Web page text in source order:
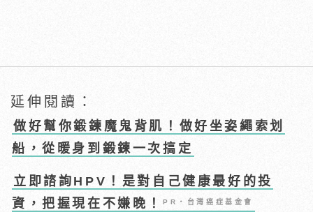
延伸閱讀：
做好幫你鍛鍊魔鬼背肌！做好坐姿繩索划
船，從暖身到鍛鍊一次搞定
立即諮詢HPV！是對自己健康最好的投
資，把握現在不嫌晚！PR・台灣癌症基金會